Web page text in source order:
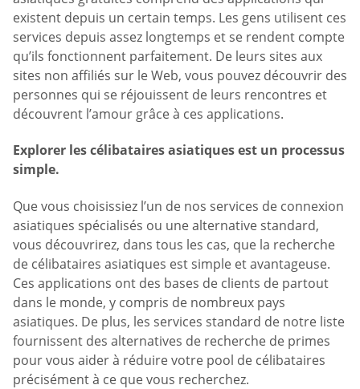
existent depuis un certain temps. Les gens utilisent ces
services depuis assez longtemps et se rendent compte
qu’ils fonctionnent parfaitement. De leurs sites aux
sites non affiliés sur le Web, vous pouvez découvrir des
personnes qui se réjouissent de leurs rencontres et
découvrent l’amour grâce à ces applications.
Explorer les célibataires asiatiques est un processus
simple.
Que vous choisissiez l’un de nos services de connexion
asiatiques spécialisés ou une alternative standard,
vous découvrirez, dans tous les cas, que la recherche
de célibataires asiatiques est simple et avantageuse.
Ces applications ont des bases de clients de partout
dans le monde, y compris de nombreux pays
asiatiques. De plus, les services standard de notre liste
fournissent des alternatives de recherche de primes
pour vous aider à réduire votre pool de célibataires
précisément à ce que vous recherchez.